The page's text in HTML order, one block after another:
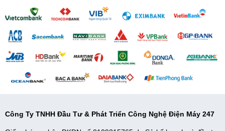
Lưu ý khi vệ sinh lưới lọcmáy hút mùi:
- Định kỳ vệ sinh lưới lọc 1 - 2 tuần/lần tùy vào tần suất dùng máy.
- Để tránh làm đen lưới lọc, không nên dùng nước rửa chén để loại
Công Ty TNHH Đầu Tư & Phát Triển Công Nghệ Điện Máy 247